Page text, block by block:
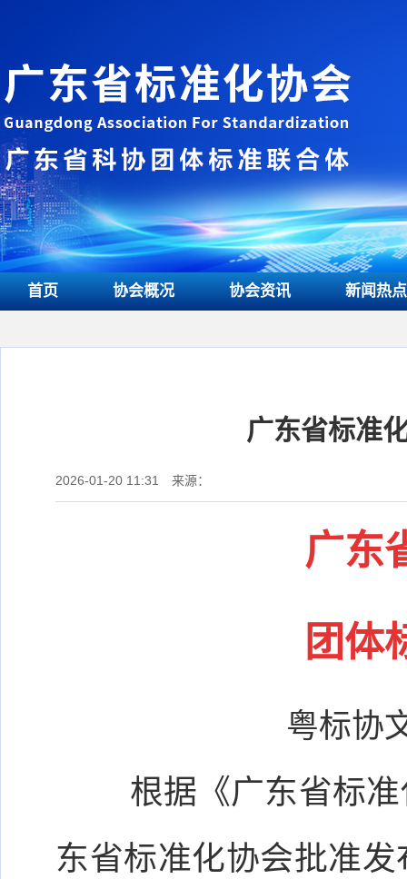
首页 协会概况 协会资讯 新闻热点
广东省标准
2026-01-20 11:31 来源：
广东
团体
粤标协
根据《广东省标准
东省标准化协会批准